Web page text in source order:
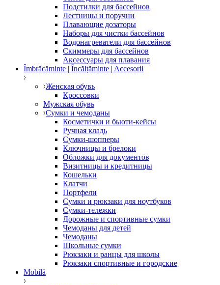
Подстилки для бассейнов
Лестницы и поручни
Плавающие дозаторы
Наборы для чистки бассейнов
Водонагреватели для бассейнов
Скиммеры для бассейнов
Аксессуары для плавания
Îmbrăcăminte | Încălțăminte | Accesorii
Женская обувь
Кроссовки
Мужская обувь
Сумки и чемоданы
Косметички и бьюти-кейсы
Ручная кладь
Сумки-шопперы
Ключницы и брелоки
Обложки для документов
Визитницы и кредитницы
Кошельки
Клатчи
Портфели
Сумки и рюкзаки для ноутбуков
Сумки-тележки
Дорожные и спортивные сумки
Чемоданы для детей
Чемоданы
Школьные сумки
Рюкзаки и ранцы для школы
Рюкзаки спортивные и городские
Mobilă